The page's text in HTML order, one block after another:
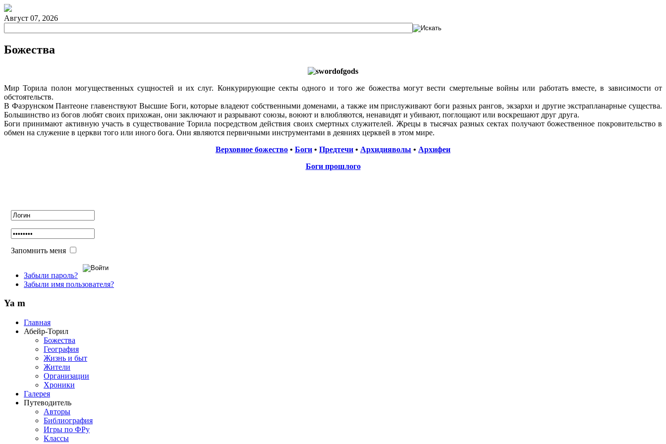
Август 07, 2026
Божества
Мир Торила полон могущественных сущностей и их слуг. Конкурирующие секты одного и того же божества могут вести смертельные войны или работать вместе, в зависимости от
обстоятельств.
В Фаэрунском Пантеоне главенствуют Высшие Боги, которые владеют собственными доменами, а также им прислуживают боги разных рангов, экзархи и другие экстрапланарные существа.
Большинство из богов любят своих прихожан, они заключают и разрывают союзы, воюют и влюбляются, ненавидят и убивают, поглощают или воскрешают друг друга.
Боги принимают активную участь в существование Торила посредством действия своих смертных служителей. Жрецы в тысячах разных сектах получают божественное покровительство в
обмен на служение в церкви того или иного бога. Они являются первичными инструментами в деяниях церквей в этом мире.
Верховное божество • Боги • Предтечи • Архидияволы • Архифеи
Боги прошлого
Запомнить меня
Забыли пароль?
Забыли имя пользователя?
Ya m
Главная
Абейр-Торил
Божества
География
Жизнь и быт
Жители
Организации
Хроники
Галерея
Путеводитель
Авторы
Библиография
Игры по ФРу
Классы